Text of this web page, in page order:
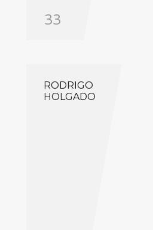
33
RODRIGO
HOLGADO